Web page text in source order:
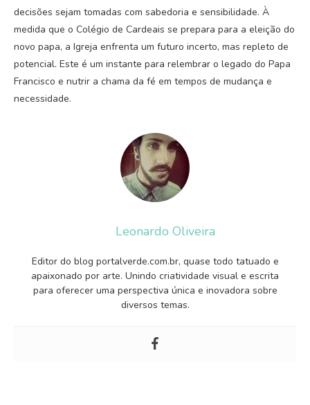
decisões sejam tomadas com sabedoria e sensibilidade. À
medida que o Colégio de Cardeais se prepara para a eleição do
novo papa, a Igreja enfrenta um futuro incerto, mas repleto de
potencial. Este é um instante para relembrar o legado do Papa
Francisco e nutrir a chama da fé em tempos de mudança e
necessidade.
Leonardo Oliveira
Editor do blog portalverde.com.br, quase todo tatuado e
apaixonado por arte. Unindo criatividade visual e escrita
para oferecer uma perspectiva única e inovadora sobre
diversos temas.